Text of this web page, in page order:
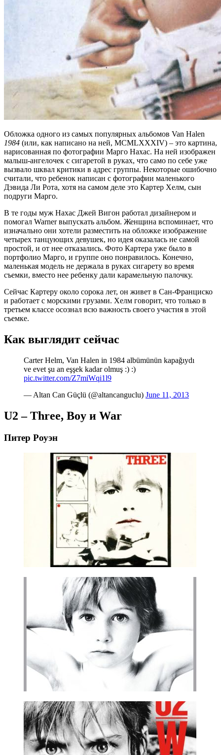
Обложка одного из самых популярных альбомов Van Halen
1984 (или, как написано на ней, MCMLXXXIV) – это картина,
нарисованная по фотографии Марго Нахас. На ней изображен
малыш-ангелочек с сигаретой в руках, что само по себе уже
вызвало шквал критики в адрес группы. Некоторые ошибочно
считали, что ребенок написан с фотографии маленького
Дэвида Ли Рота, хотя на самом деле это Картер Хелм, сын
подруги Марго.
В те годы муж Нахас Джей Вигон работал дизайнером и
помогал Warner выпускать альбом. Женщина вспоминает, что
изначально они хотели разместить на обложке изображение
четырех танцующих девушек, но идея оказалась не самой
простой, и от нее отказались. Фото Картера уже было в
портфолио Марго, и группе оно понравилось. Конечно,
маленькая модель не держала в руках сигарету во время
съемки, вместо нее ребенку дали карамельную палочку.
Сейчас Картеру около сорока лет, он живет в Сан-Франциско
и работает с морскими грузами. Хелм говорит, что только в
третьем классе осознал всю важность своего участия в этой
съемке.
Как выглядит сейчас
Carter Helm, Van Halen in 1984 albümünün kapağıydı
ve evet şu an eşşek kadar olmuş :) :)
pic.twitter.com/Z7miWqi1l9
— Altan Can Güçlü (@altancanguclu) June 11, 2013
U2 – Three, Boy и War
Питер Роуэн